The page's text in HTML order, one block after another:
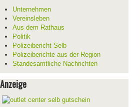
Unternehmen
Vereinsleben
Aus dem Rathaus
Politik
Polizeibericht Selb
Polizeiberichte aus der Region
Standesamtliche Nachrichten
Anzeige